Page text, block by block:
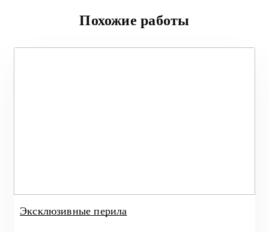
Похожие работы
Эксклюзивные перила